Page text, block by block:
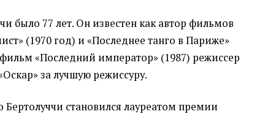
было 77 лет. Он известен как автор фильмов
(1970 год) и «Последнее танго в Париже»
фильм«Последний император» (1987) режиссер
Оскар» за лучшую режиссуру.
Бертолуччи становился лауреатом премии